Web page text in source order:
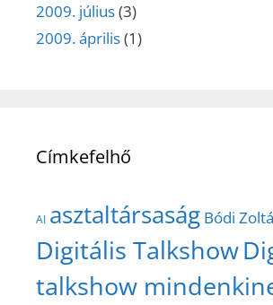
2009. július(3)
2009. április(1)
Címkefelhő
AI asztaltársaság Bódi
Digitális Talkshow
talkshow